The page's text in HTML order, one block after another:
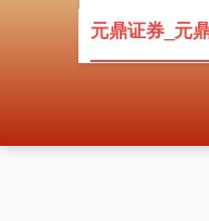
元鼎证券_元